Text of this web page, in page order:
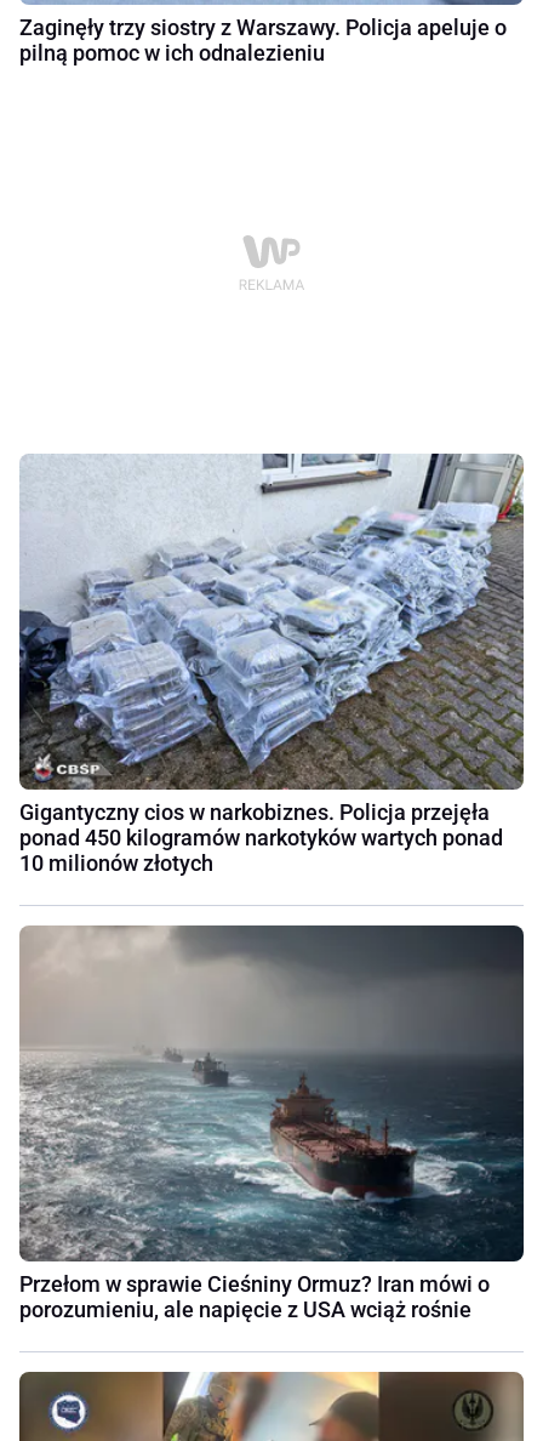
Zaginęły trzy siostry z Warszawy. Policja apeluje o
pilną pomoc w ich odnalezieniu
Gigantyczny cios w narkobiznes. Policja przejęła
ponad 450 kilogramów narkotyków wartych ponad
10 milionów złotych
Przełom w sprawie Cieśniny Ormuz? Iran mówi o
porozumieniu, ale napięcie z USA wciąż rośnie